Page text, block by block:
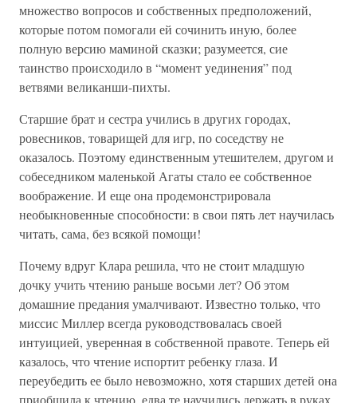
множество вопросов и собственных предположений,
которые потом помогали ей сочинить иную, более
полную версию маминой сказки; разумеется, сие
таинство происходило в “момент уединения” под
ветвями великанши-пихты.
Старшие брат и сестра учились в других городах,
ровесников, товарищей для игр, по соседству не
оказалось. Поэтому единственным утешителем, другом и
собеседником маленькой Агаты стало ее собственное
воображение. И еще она продемонстрировала
необыкновенные способности: в свои пять лет научилась
читать, сама, без всякой помощи!
Почему вдруг Клара решила, что не стоит младшую
дочку учить чтению раньше восьми лет? Об этом
домашние предания умалчивают. Известно только, что
миссис Миллер всегда руководствовалась своей
интуицией, уверенная в собственной правоте. Теперь ей
казалось, что чтение испортит ребенку глаза. И
переубедить ее было невозможно, хотя старших детей она
приобщила к чтению, едва те научились держать в руках